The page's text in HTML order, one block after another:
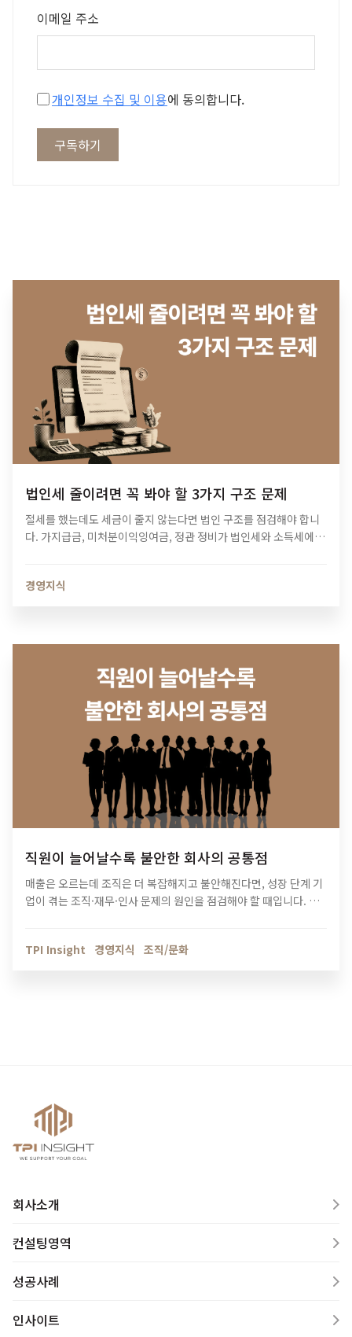
이메일 주소
개인정보 수집 및 이용에 동의합니다.
구독하기
법인세 줄이려면 꼭 봐야 할 3가지 구조 문제
절세를 했는데도 세금이 줄지 않는다면 법인 구조를 점검해야 합니
다. 가지급금, 미처분이익잉여금, 정관 정비가 법인세와 소득세에 미
경영지식
직원이 늘어날수록 불안한 회사의 공통점
매출은 오르는데 조직은 더 복잡해지고 불안해진다면, 성장 단계 기
업이 겪는 조직·재무·인사 문제의 원인을 점검해야 할 때입니다. 티
TPI Insight
경영지식 조직/문화
회사소개
컨설팅영역
성공사례
인사이트